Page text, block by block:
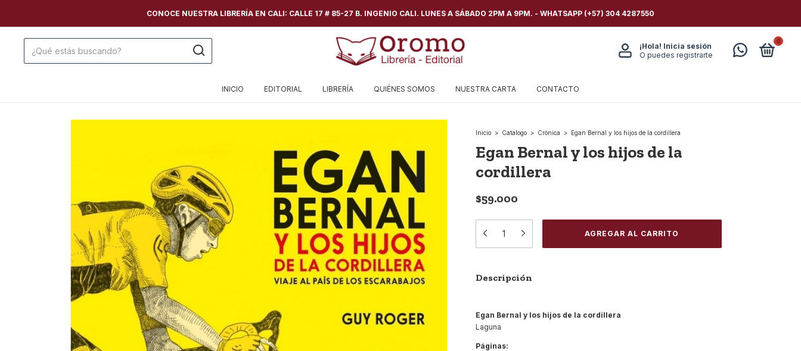
CONOCE NUESTRA LIBRERÍA EN CALI: CALLE 17 # 85-27 B. INGENIO CALI. LUNES A SÁBADO 2PM A 9PM. - WHATSAPP (+57) 304 4287550
¡Hola! Inicia sesión
O puedes registrarte
0
INICIO EDITORIAL LIBRERÍA QUIÉNES SOMOS NUESTRA CARTA CONTACTO
Inicio > Catalogo > Crónica > Egan Bernal y los hijos de la cordillera
Egan Bernal y los hijos de la
cordillera
$59.000
Descripción
Egan Bernal y los hijos de la cordillera
Laguna
Páginas: